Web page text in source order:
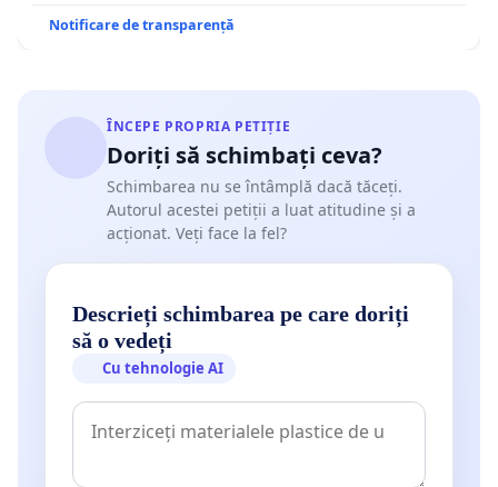
Notificare de transparență
ÎNCEPE PROPRIA PETIȚIE
Doriți să schimbați ceva?
Schimbarea nu se întâmplă dacă tăceți.
Autorul acestei petiții a luat atitudine și a
acționat. Veți face la fel?
Descrieți schimbarea pe care doriți
să o vedeți
Cu tehnologie AI